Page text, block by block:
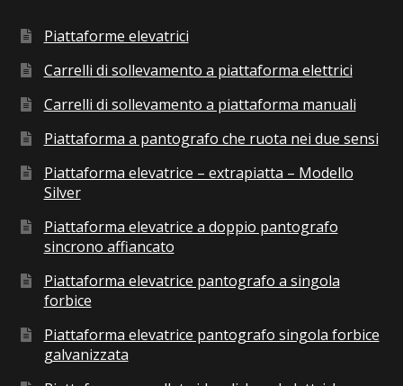
Piattaforme elevatrici
Carrelli di sollevamento a piattaforma elettrici
Carrelli di sollevamento a piattaforma manuali
Piattaforma a pantografo che ruota nei due sensi
Piattaforma elevatrice – extrapiatta – Modello
Silver
Piattaforma elevatrice a doppio pantografo
sincrono affiancato
Piattaforma elevatrice pantografo a singola
forbice
Piattaforma elevatrice pantografo singola forbice
galvanizzata